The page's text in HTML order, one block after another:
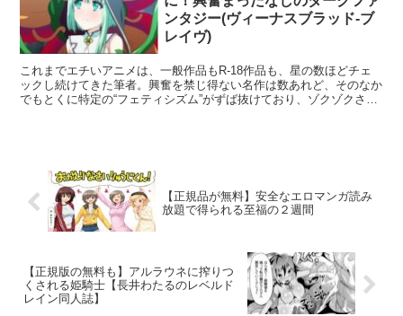
ンタジー(ヴィーナスブラッド-ブ
レイヴ)
これまでエチいアニメは、一般作品もR-18作品も、星の数ほどチェ
ックし続けてきた筆者。興奮を禁じ得ない名作は数あれど、そのなか
でもとくに特定の“フェティシズム”がずば抜けており、ゾクゾクさせ
【正規品が無料】安全なエロマンガ読み
放題で得られる至福の２週間
【正規版の無料も】アルラウネに搾りつ
くされる姫騎士【長井わたるのレベルド
レイン同人誌】